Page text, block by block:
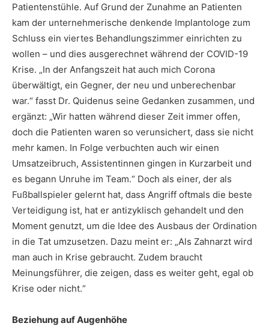
Patientenstühle. Auf Grund der Zunahme an Patienten
kam der unternehmerische denkende Implantologe zum
Schluss ein viertes Behandlungszimmer einrichten zu
wollen – und dies ausgerechnet während der COVID-19
Krise. „In der Anfangszeit hat auch mich Corona
überwältigt, ein Gegner, der neu und unberechenbar
war.“ fasst Dr. Quidenus seine Gedanken zusammen, und
ergänzt: „Wir hatten während dieser Zeit immer offen,
doch die Patienten waren so verunsichert, dass sie nicht
mehr kamen. In Folge verbuchten auch wir einen
Umsatzeibruch, Assistentinnen gingen in Kurzarbeit und
es begann Unruhe im Team.“ Doch als einer, der als
Fußballspieler gelernt hat, dass Angriff oftmals die beste
Verteidigung ist, hat er antizyklisch gehandelt und den
Moment genutzt, um die Idee des Ausbaus der Ordination
in die Tat umzusetzen. Dazu meint er: „Als Zahnarzt wird
man auch in Krise gebraucht. Zudem braucht
Meinungsführer, die zeigen, dass es weiter geht, egal ob
Krise oder nicht.“
Beziehung auf Augenhöhe